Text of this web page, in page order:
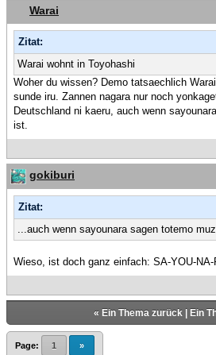
Warai
Zitat:
Warai wohnt in Toyohashi
Woher du wissen? Demo tatsaechlich
sunde iru. Zannen nagara nur noch
Deutschland ni kaeru, auch wenn
ist.
gokiburi
Zitat:
...auch wenn sayounara sagen totemo
Wieso, ist doch ganz einfach: SA-YOU-NA-
« Ein Thema zurück| Ein
Page: 1 »